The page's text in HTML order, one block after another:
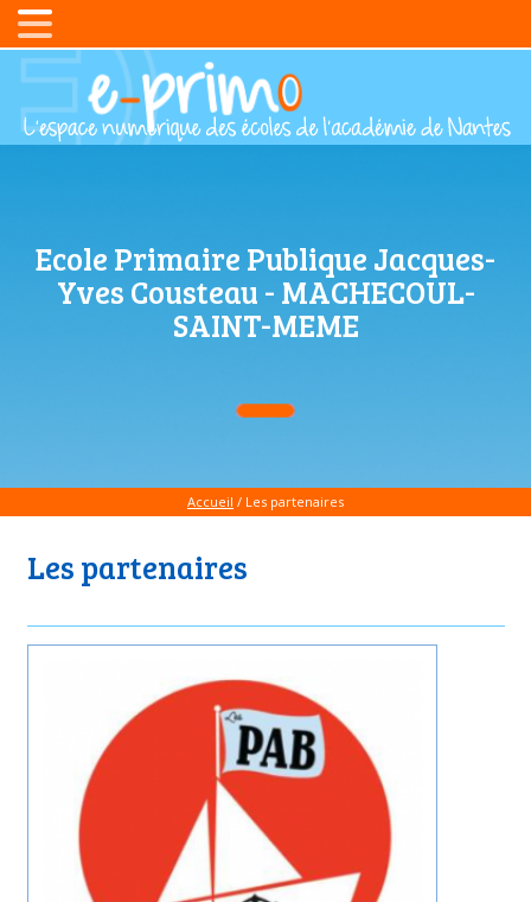
Ecole Primaire Publique Jacques-
Yves Cousteau - MACHECOUL-
SAINT-MEME
Accueil / Les partenaires
Les partenaires